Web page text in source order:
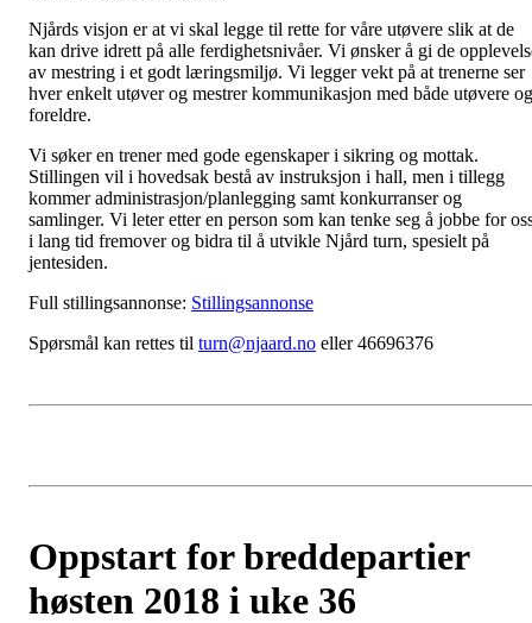
Njårds visjon er at vi skal legge til rette for våre utøvere slik at de
kan drive idrett på alle ferdighetsnivåer. Vi ønsker å gi de
av mestring i et godt læringsmiljø. Vi legger vekt på at trenerne ser
hver enkelt utøver og mestrer kommunikasjon med både utøvere og
foreldre.
Vi søker en trener med gode egenskaper i sikring og mottak.
Stillingen vil i hovedsak bestå av instruksjon i hall, men i tillegg
kommer administrasjon/planlegging samt konkurranser og
samlinger. Vi leter etter en person som kan tenke seg å jobbe for
i lang tid fremover og bidra til å utvikle Njård turn, spesielt på
jentesiden.
Full stillingsannonse: Stillingsannonse
Spørsmål kan rettes til turn@njaard.no eller 46696376
Oppstart for breddepartier
høsten 2018 i uke 36